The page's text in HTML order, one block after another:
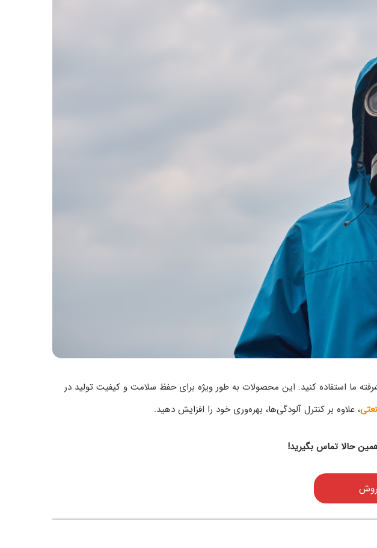
ما استفاده کنید. این محصولات به طور ویژه برای حفظ سلامت و کیفیت تولید در
، علاوه بر کنترل آلودگی‌ها، بهره‌وری خود را افزایش دهید.
حالا تماس بگیرید!